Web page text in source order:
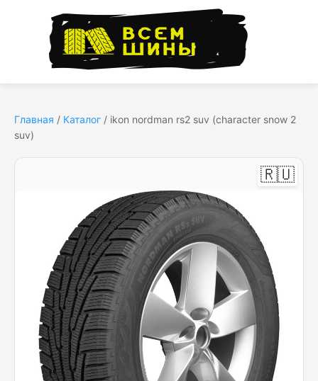
Главная / Каталог / ikon nordman rs2 suv (character snow 2
suv)
🇷🇺